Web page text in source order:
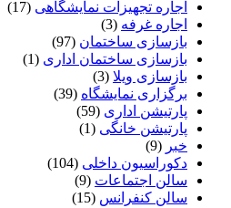
اجاره تجهیزات نمایشگاهی (17)
اجاره غرفه (3)
بازسازی ساختمان (97)
بازسازی ساختمان اداری (1)
بازسازی ویلا (3)
برگزاری نمایشگاه (39)
پارتیشن اداری (59)
پارتیشن خانگی (1)
خبر (9)
دکوراسیون داخلی (104)
سالن اجتماعات (9)
سالن کنفرانس (15)